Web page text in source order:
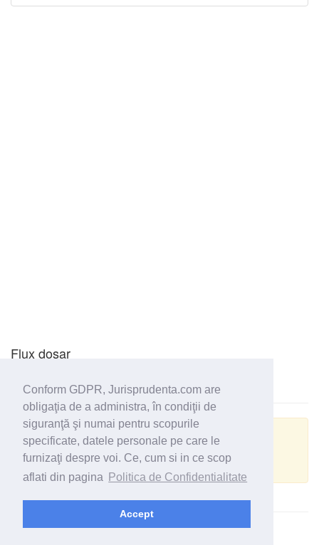
Conform GDPR, Jurisprudenta.com are
obligaţia de a administra, în condiţii de
siguranţă şi numai pentru scopurile
specificate, datele personale pe care le
furnizaţi despre voi. Ce, cum si in ce scop
aflati din pagina
Politica de Confidentialitate
Accept
Flux dosar
Actualizare GRPD
Despre datele personale din acest dosar